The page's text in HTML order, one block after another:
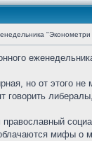
"Эконометри
но от этого не
говорить
мифы о